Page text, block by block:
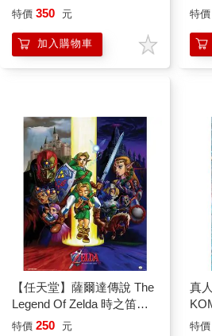
特價 350 元
加入購物車
特價
【任天堂】薩爾達傳說 The
Legend Of Zelda 時之笛遊
戲宣傳海報
特價 250 元
真
海
特價